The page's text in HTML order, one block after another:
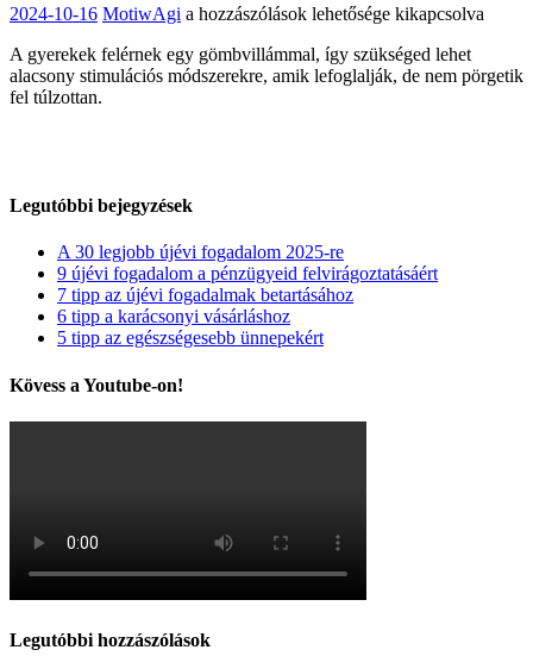
2024-10-16 MotiwAgi 11
stimulációs
gyakorlat
a hozzászólások lehetősége kikapcsolva
A gyerekek felérnek egy gömbvillámmal, így szükséged lehet
alacsony stimulációs módszerekre, amik lefoglalják, de nem pörgetik
fel túlzottan.
Legutóbbi bejegyzések
A 30 legjobb újévi fogadalom 2025-re
9 újévi fogadalom a pénzügyeid felvirágoztatásáért
7 tipp az újévi fogadalmak betartásához
6 tipp a karácsonyi vásárláshoz
5 tipp az egészségesebb ünnepekért
Kövess a Youtube-on!
Legutóbbi hozzászólások